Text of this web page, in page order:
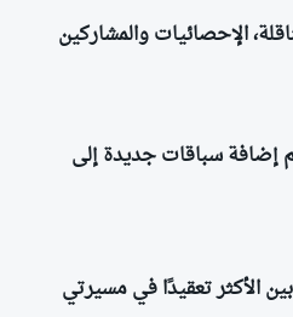
2026: القنوات الناقلة، الإحصائيات والمشاركين
إضافة سباقات جديدة إلى
الأكثر تعقيدًا في مسيرتي